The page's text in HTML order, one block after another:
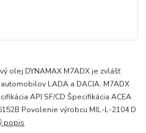
olej DYNAMAX M7ADX je zvlášť
LADA a DACIA. M7ADX
API SF/CD Špecifikácia ACEA
Povolenie výrobcu MIL-L-2104 D
popis